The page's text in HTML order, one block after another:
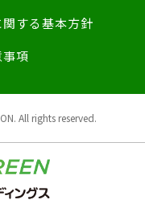
する基本方針
項
All rights reserved.